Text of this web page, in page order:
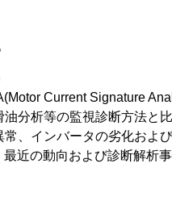
Current Signature
分析等の監視診断方法と
、インバータの劣化およ
近の動向および診断解析